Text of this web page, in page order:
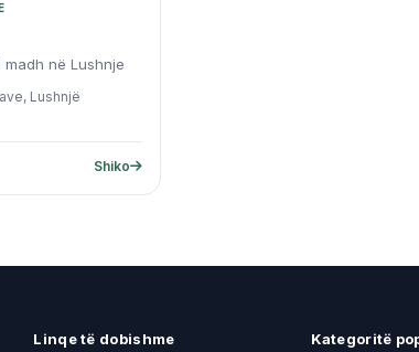
madh në Lushnje
Lushnjë
Shiko
Linqe të dobishme Kategoritë